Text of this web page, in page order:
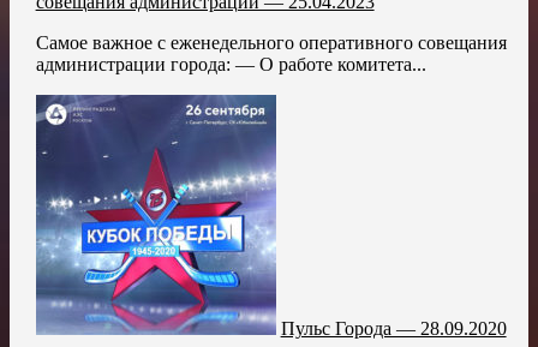
Самое важное с еженедельного оперативного совещания
администрации города: — О работе комитета...
Пульс Города — 28.09.2020